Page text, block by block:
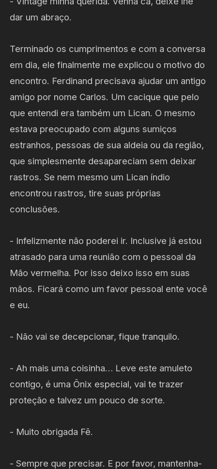
dar um abraço.
Terminado os cumprimentos e com a conversa
em dia, ele finalmente me explicou o motivo do
encontro. Ferdinand precisava ajudar um antigo
amigo por nome Carlos. Um cacique que pelo
que entendi era também um Lican. O mesmo
estava preocupado com alguns sumiços
estranhos, pessoas de sua aldeia ou da região,
que simplesmente desapareciam sem deixar
rastros. Se nem mesmo um Lican índio
encontrou rastros, tire suas próprias
conclusões.
- Infelizmente não poderei ir. Inclusive já estou
atrasado para uma reunião com o pessoal da
Mão vermelha. Por isso deixo isso em suas
mãos. Ficará como um favor pessoal ente você
e eu.
- Não vai se decepcionar, fique tranquilo.
- Ah mais uma coisinha… Leve este amuleto
contigo, é uma Ônix especial, vai te trazer
proteção e talvez um pouco de sorte.
- Muito obrigada Fê.
- Sempre que precisar. E por favor, mantenha-